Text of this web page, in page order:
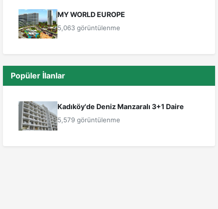
MY WORLD EUROPE
5,063 görüntülenme
Popüler İlanlar
Kadıköy'de Deniz Manzaralı 3+1 Daire
5,579 görüntülenme